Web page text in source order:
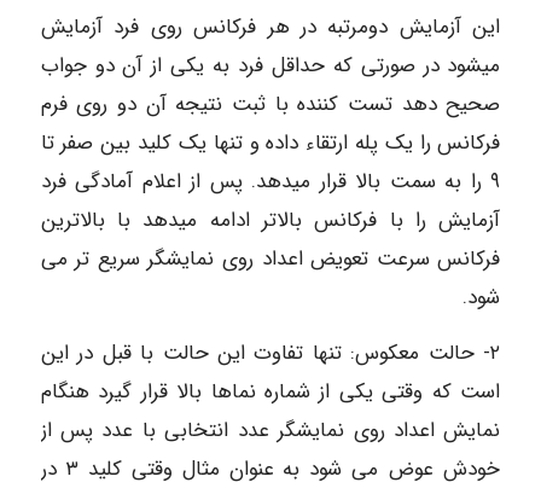
این آزمایش دومرتبه در هر فرکانس روی فرد آزمایش
میشود در صورتی که حداقل فرد به یکی از آن دو جواب
صحیح دهد تست کننده با ثبت نتیجه آن دو روی فرم
فرکانس را یک پله ارتقاء داده و تنها یک کلید بین صفر تا
۹ را به سمت بالا قرار میدهد. پس از اعلام آمادگی فرد
آزمایش را با فرکانس بالاتر ادامه میدهد با بالاترین
فرکانس سرعت تعویض اعداد روی نمایشگر سریع تر می
شود.
۲- حالت معکوس: تنها تفاوت این حالت با قبل در این
است که وقتی یکی از شماره نماها بالا قرار گیرد هنگام
نمایش اعداد روی نمایشگر عدد انتخابی با عدد پس از
خودش عوض می شود به عنوان مثال وقتی کلید ۳ در